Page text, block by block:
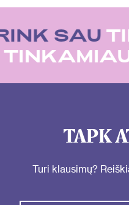
SAU
TAPK
Turi klausimų?